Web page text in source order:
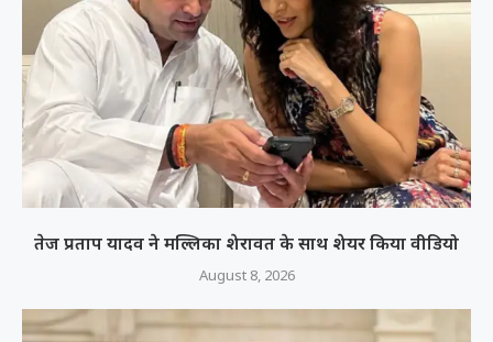
तेज प्रताप यादव ने मल्लिका शेरावत के साथ शेयर किया वीडियो
August 8, 2026